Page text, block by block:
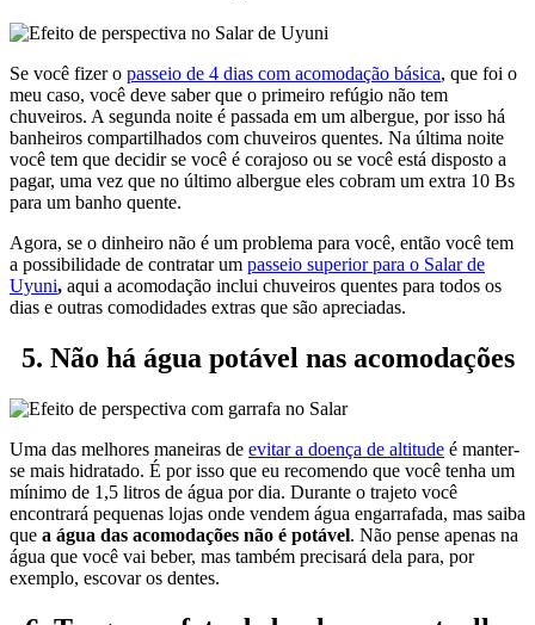
Se você fizer o passeio de 4 dias com acomodação básica, que foi o
meu caso, você deve saber que o primeiro refúgio não tem
chuveiros. A segunda noite é passada em um albergue, por isso há
banheiros compartilhados com chuveiros quentes. Na última noite
você tem que decidir se você é corajoso ou se você está disposto a
pagar, uma vez que no último albergue eles cobram um extra 10 Bs
para um banho quente.
Agora, se o dinheiro não é um problema para você, então você tem
a possibilidade de contratar um passeio superior para o Salar de
Uyuni, aqui a acomodação inclui chuveiros quentes para todos os
dias e outras comodidades extras que são apreciadas.
5. Não há água potável nas acomodações
Uma das melhores maneiras de evitar a doença de altitude é manter-
se mais hidratado. É por isso que eu recomendo que você tenha um
mínimo de 1,5 litros de água por dia. Durante o trajeto você
encontrará pequenas lojas onde vendem água engarrafada, mas saiba
que a água das acomodações não é potável. Não pense apenas na
água que você vai beber, mas também precisará dela para, por
exemplo, escovar os dentes.